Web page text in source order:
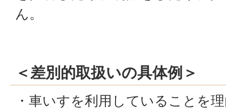
ん。
＜差別的取扱いの具体例＞
・車いすを利用していることを